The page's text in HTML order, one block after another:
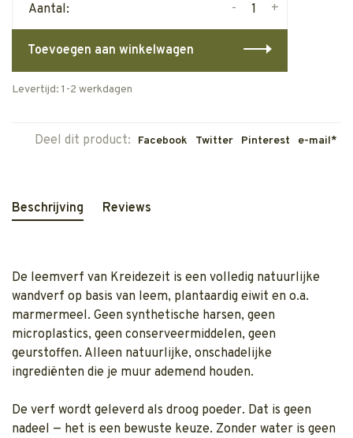
Aantal: +
-
Toevoegen aan winkelwagen
Levertijd: 1-2 werkdagen
Deel dit product: Facebook Twitter Pinterest e-mail*
Beschrijving Reviews
De leemverf van Kreidezeit is een volledig natuurlijke
wandverf op basis van leem, plantaardig eiwit en o.a.
marmermeel. Geen synthetische harsen, geen
microplastics, geen conserveermiddelen, geen
geurstoffen. Alleen natuurlijke, onschadelijke
ingrediënten die je muur ademend houden.
De verf wordt geleverd als droog poeder. Dat is geen
nadeel — het is een bewuste keuze. Zonder water is geen